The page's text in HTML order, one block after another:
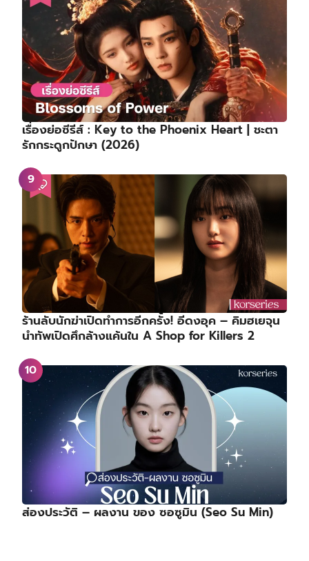
เรื่องย่อซีรีส์ : Key to the Phoenix Heart | ชะตา
รักกระดูกปักษา (2026)
ร้านลับนักฆ่าเปิดทำการอีกครั้ง! อีดงอุค – คิมฮเยจุน
นำทัพเปิดศึกล้างแค้นใน A Shop for Killers 2
ส่องประวัติ – ผลงาน ของ ซอซูมิน (Seo Su Min)